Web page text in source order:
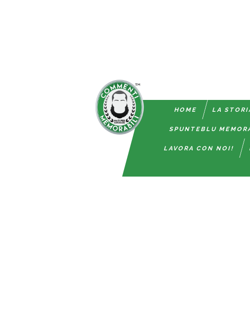
HOME LA
SPUNTEBLU
LAVORA CON NOI!